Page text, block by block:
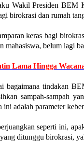
Wakil Presiden
birokrasi dan rumah
keras bagi
mahasiswa, belum lagi
Lama Hingga
bagaimana tindakan
sampah-sampah
adalah parameter
seperti ini,
ditunggu birokrasi,